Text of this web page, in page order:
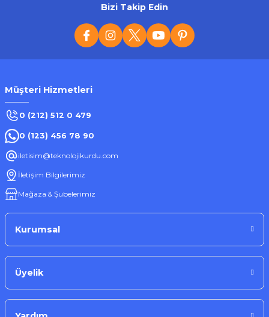
Bizi Takip Edin
Müşteri Hizmetleri
0 (212) 512 0 479
0 (123) 456 78 90
iletisim@teknolojikurdu.com
İletişim Bilgilerimiz
Mağaza & Şubelerimiz
Kurumsal
Üyelik